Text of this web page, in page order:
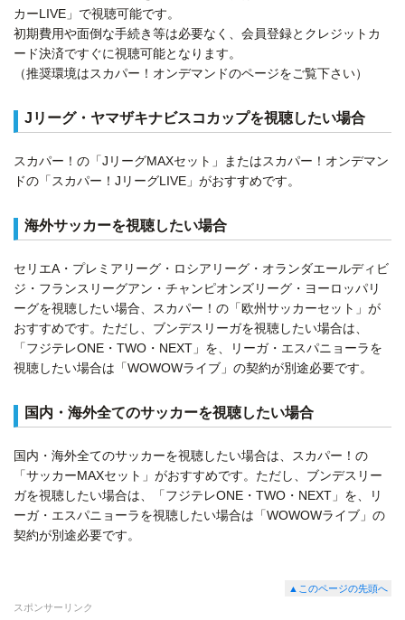
カーLIVE」で視聴可能です。
初期費用や面倒な手続き等は必要なく、会員登録とクレジットカ
ード決済ですぐに視聴可能となります。
（推奨環境はスカパー！オンデマンドのページをご覧下さい）
Jリーグ・ヤマザキナビスコカップを視聴したい場合
スカパー！の「JリーグMAXセット」またはスカパー！オンデマン
ドの「スカパー！JリーグLIVE」がおすすめです。
海外サッカーを視聴したい場合
セリエA・プレミアリーグ・ロシアリーグ・オランダエールディビ
ジ・フランスリーグアン・チャンピオンズリーグ・ヨーロッパリ
ーグを視聴したい場合、スカパー！の「欧州サッカーセット」が
おすすめです。ただし、ブンデスリーガを視聴したい場合は、
「フジテレONE・TWO・NEXT」を、リーガ・エスパニョーラを
視聴したい場合は「WOWOWライブ」の契約が別途必要です。
国内・海外全てのサッカーを視聴したい場合
国内・海外全てのサッカーを視聴したい場合は、スカパー！の
「サッカーMAXセット」がおすすめです。ただし、ブンデスリー
ガを視聴したい場合は、「フジテレONE・TWO・NEXT」を、リ
ーガ・エスパニョーラを視聴したい場合は「WOWOWライブ」の
契約が別途必要です。
▲このページの先頭へ
スポンサーリンク